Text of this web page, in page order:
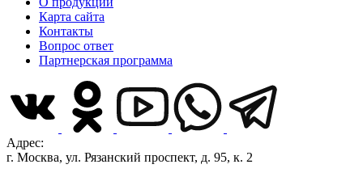
Карта сайта
Контакты
Вопрос ответ
Партнерская программа
Адрес:
г. Москва, ул. Рязанский проспект, д. 95, к. 2